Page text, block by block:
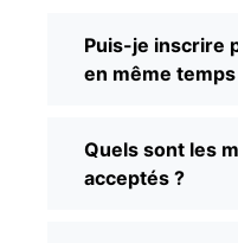
Puis-je inscrire
en même temps
Quels sont les
acceptés ?